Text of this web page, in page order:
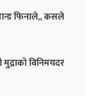
फिनाले,, कसले
विनिमयदर